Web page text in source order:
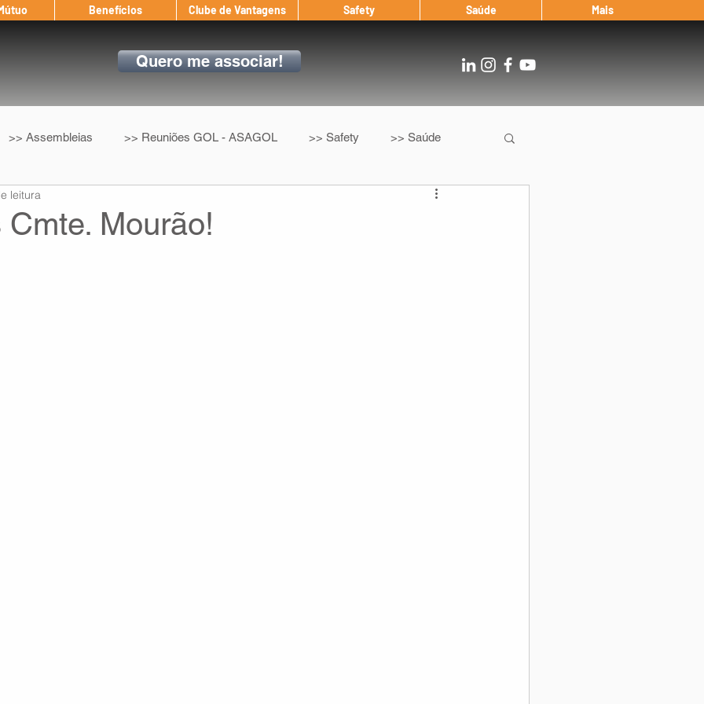
Benefícios Clube de Vantagens Safety Saúde Mais
Quero me associar!
>> Assembleias >> Reuniões GOL - ASAGOL >> Safety >> Saúde
>> Convenção Coletiva After Landing
Cmte. Mourão!
leitura